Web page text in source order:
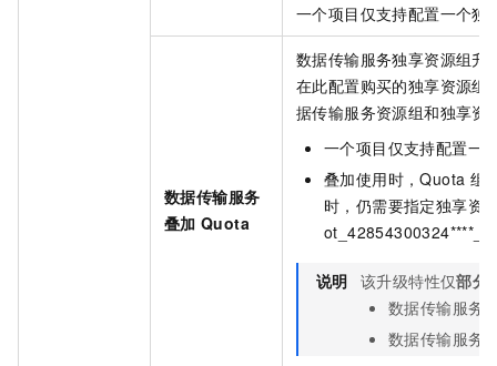
一个项目仅支持配置一个独
数据传输服务
叠加 Quota
数据传输服务独享资源组升
在此配置购买的独享资源组
据传输服务资源组和独享资
一个项目仅支持配置一
叠加使用时，Quota 组
时，仍需要指定独享资
说明 该升级特性仅部分
数据传输服务
数据传输服务